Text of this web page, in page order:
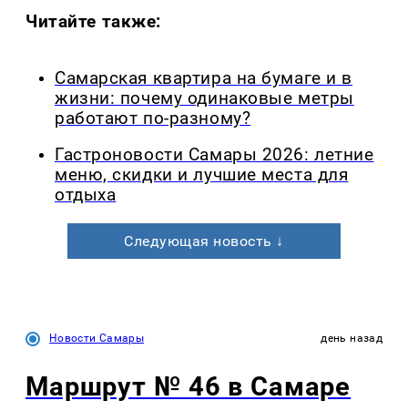
Читайте также:
Самарская квартира на бумаге и в
жизни: почему одинаковые метры
работают по-разному?
Гастроновости Самары 2026: летние
меню, скидки и лучшие места для
отдыха
Следующая новость ↓
Новости Самары день назад
Маршрут № 46 в Самаре